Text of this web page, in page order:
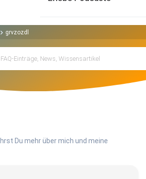
grvzozdl
Du mehr über mich und meine